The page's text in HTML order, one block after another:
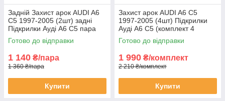
Задній Захист арок AUDI A6
C5 1997-2005 (2шт) задні
Підкрилки Ауді А6 С5 пара
задніх локерів
Готово до відправки
1 140 ₴/пара
1 360 ₴/пара
Купити
Захист арок AUDI A6 C5
1997-2005 (4шт) Підкрилки
Ауді А6 С5 (комплект 4
локера)
Готово до відправки
1 990 ₴/комплект
2 210 ₴/комплект
Купити